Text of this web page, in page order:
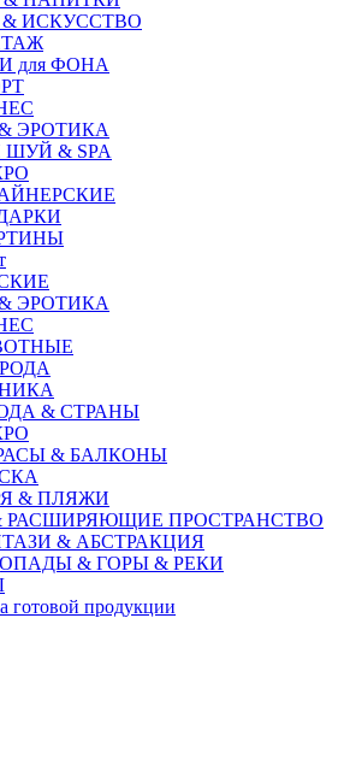
& ИСКУССТВО
для ФОНА
ЭРОТИКА
& SPA
ЭРОТИКА
& СТРАНЫ
& БАЛКОНЫ
& ПЛЯЖИ
РАСШИРЯЮЩИЕ ПРОСТРАНСТВО
& АБСТРАКЦИЯ
& ГОРЫ & РЕКИ
готовой продукции